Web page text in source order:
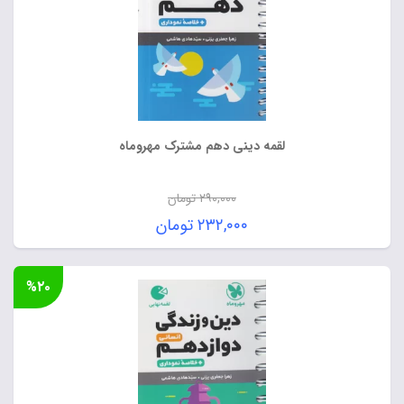
لقمه دینی دهم مشترک مهروماه
۲۹۰,۰۰۰تومان
قیمت
اصلی:
۲۹۰,۰۰۰ تومان
۲۳۲,۰۰۰تومان
قیمت
فعلی:
۲۳۲,۰۰۰ تومان.
%۲۰